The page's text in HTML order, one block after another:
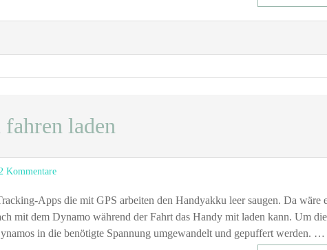
laden
Kommentarezu
beim
Fahrrad
fahren
Apps die mit GPS arbeiten den Handyakku leer saugen. Da wäre
mit dem Dynamo während der Fahrt das Handy mit laden kann. Um
in die benötigte Spannung umgewandelt und gepuffert werden. …